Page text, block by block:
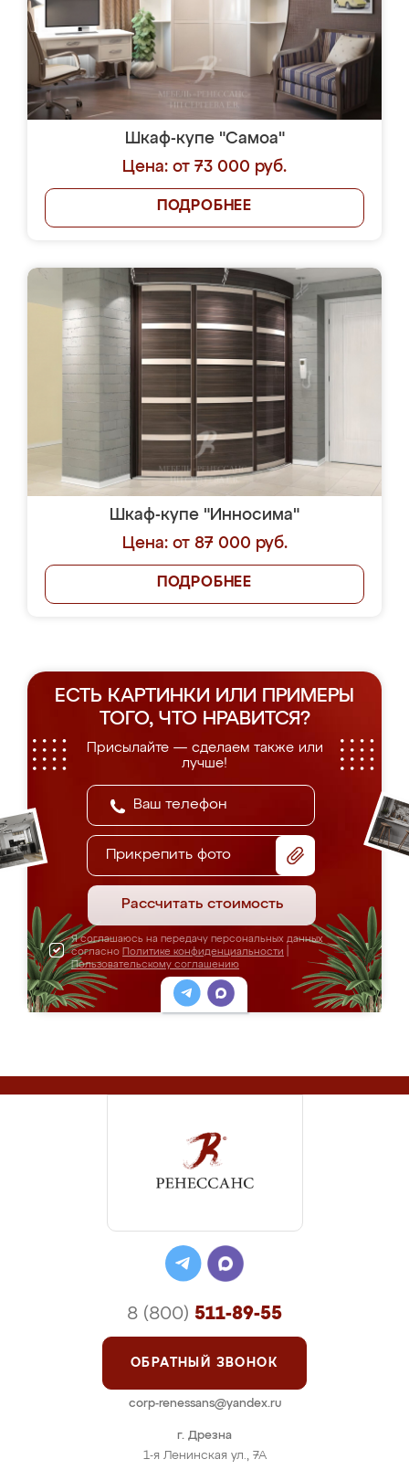
Шкаф-купе "Самоа"
Цена: от 73 000 руб.
ПОДРОБНЕЕ
Шкаф-купе "Инносима"
Цена: от 87 000 руб.
ПОДРОБНЕЕ
ЕСТЬ КАРТИНКИ ИЛИ ПРИМЕРЫ
ТОГО, ЧТО НРАВИТСЯ?
Присылайте — сделаем также или
лучше!
Прикрепить фото
Рассчитать стоимость
Я соглашаюсь на передачу персональных данных
согласно Политике конфиденциальности
Пользовательскому соглашению
г. Дрезна
1-я Ленинская ул., 7А
8 (800) 511-89-55
ОБРАТНЫЙ ЗВОНОК
corp-renessans@yandex.ru